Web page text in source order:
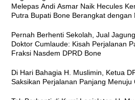
Melepas Andi Asmar Naik Hecules
Putra Bupati Bone Berangkat dengan
Pernah Berhenti Sekolah, Jual
Doktor Cumlaude: Kisah Perjalanan
Fraksi Nasdem DPRD Bone
Di Hari Bahagia H. Muslimin, Ketua
Saksikan Perjalanan Panjang Menuju